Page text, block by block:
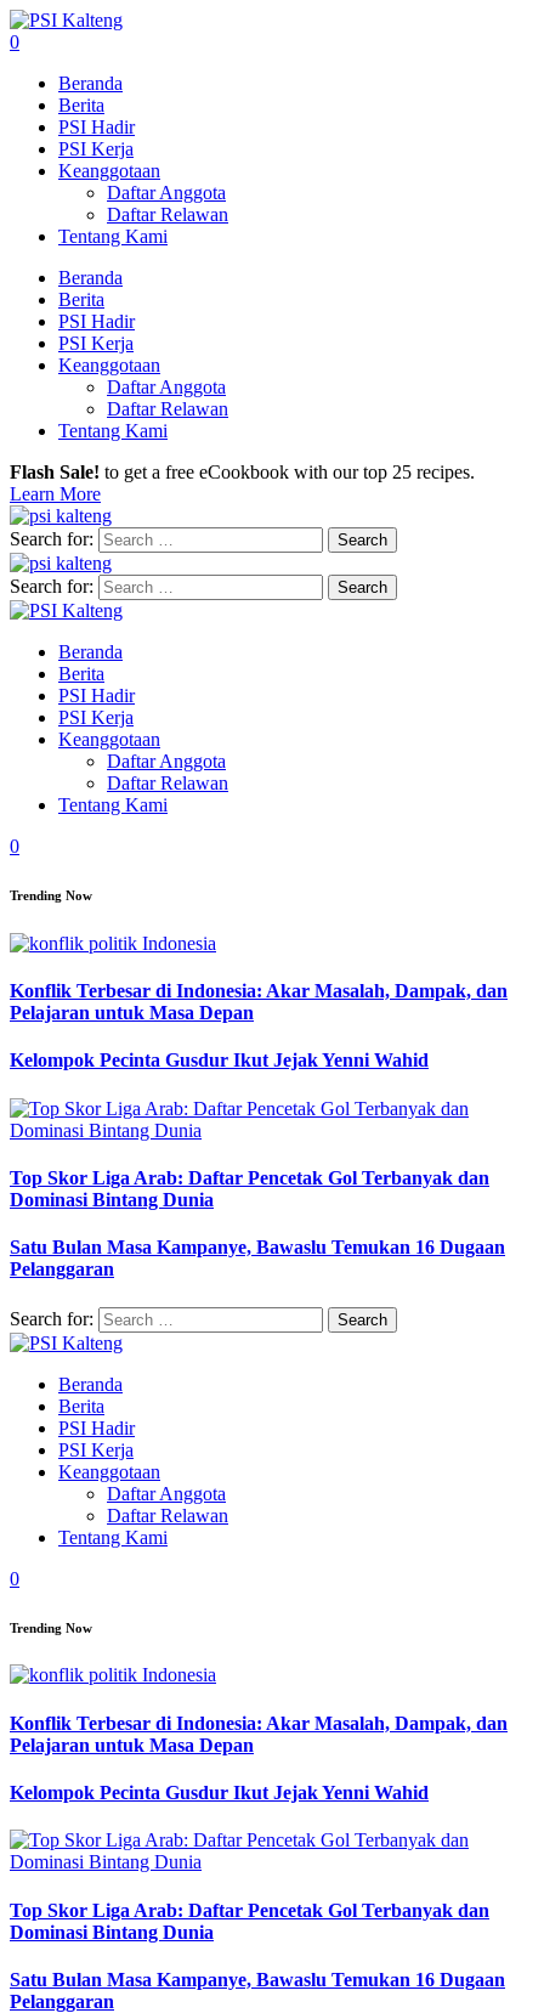
0
Beranda
Berita
PSI Hadir
PSI Kerja
Keanggotaan
Daftar Anggota
Daftar Relawan
Tentang Kami
Beranda
Berita
PSI Hadir
PSI Kerja
Keanggotaan
Daftar Anggota
Daftar Relawan
Tentang Kami
Flash Sale! to get a free eCookbook with our top 25 recipes.
Learn More
Search for:
Search for:
Beranda
Berita
PSI Hadir
PSI Kerja
Keanggotaan
Daftar Anggota
Daftar Relawan
Tentang Kami
0
Trending Now
Konflik Terbesar di Indonesia: Akar Masalah, Dampak, dan
Pelajaran untuk Masa Depan
Kelompok Pecinta Gusdur Ikut Jejak Yenni Wahid
Top Skor Liga Arab: Daftar Pencetak Gol Terbanyak dan
Dominasi Bintang Dunia
Satu Bulan Masa Kampanye, Bawaslu Temukan 16 Dugaan
Pelanggaran
Search for:
Beranda
Berita
PSI Hadir
PSI Kerja
Keanggotaan
Daftar Anggota
Daftar Relawan
Tentang Kami
0
Trending Now
Konflik Terbesar di Indonesia: Akar Masalah, Dampak, dan
Pelajaran untuk Masa Depan
Kelompok Pecinta Gusdur Ikut Jejak Yenni Wahid
Top Skor Liga Arab: Daftar Pencetak Gol Terbanyak dan
Dominasi Bintang Dunia
Satu Bulan Masa Kampanye, Bawaslu Temukan 16 Dugaan
Pelanggaran